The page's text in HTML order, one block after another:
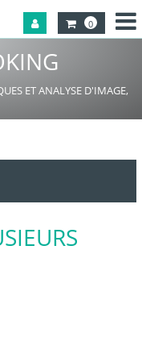
0
ET ANALYSE D'IMAGE,